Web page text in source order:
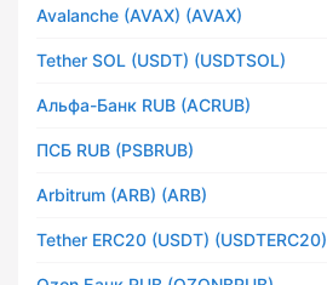
Avalanche (AVAX) (AVAX)
Tether SOL (USDT) (USDTSOL)
Альфа-Банк RUB (ACRUB)
ПСБ RUB (PSBRUB)
Arbitrum (ARB) (ARB)
Tether ERC20 (USDT) (USDTERC20)